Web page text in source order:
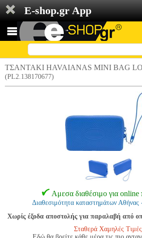
E-shop.gr App
ΤΣΑΝΤΑΚΙ HAVAIANAS MINI BAG
(PL2.138170677)
Αμεσα διαθέσιμο για online
Διαθεσιμότητα καταστημάτων Αθήνας
Χωρίς έξοδα αποστολής για παραλαβή από
Σταθερά Χαμηλές